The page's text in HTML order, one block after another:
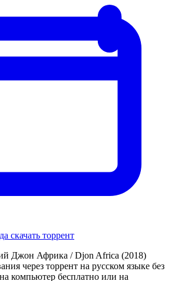
скачать торрент
Джон Африка / Djon Africa (2018)
через торрент на русском языке без
компьютер бесплатно или на